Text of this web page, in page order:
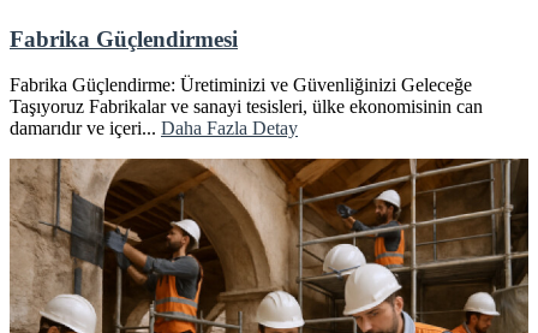
Fabrika Güçlendirmesi
Fabrika Güçlendirme: Üretiminizi ve Güvenliğinizi Geleceğe
Taşıyoruz Fabrikalar ve sanayi tesisleri, ülke ekonomisinin can
damarıdır ve içeri... Daha Fazla Detay